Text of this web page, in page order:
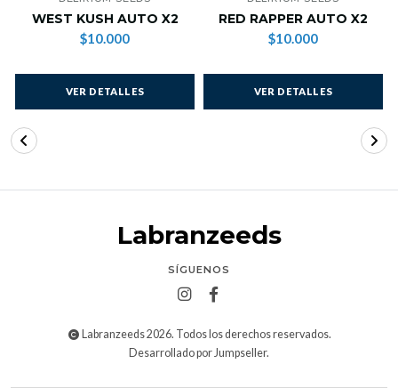
WEST KUSH AUTO X2
$10.000
VER DETALLES
RED RAPPER AUTO X2
$10.000
VER DETALLES
Labranzeeds
SÍGUENOS
Labranzeeds 2026. Todos los derechos reservados.
Desarrollado por Jumpseller.